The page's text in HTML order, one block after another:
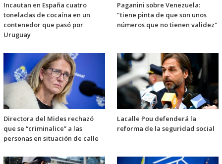
Incautan en España cuatro
toneladas de cocaína en un
contenedor que pasó por
Uruguay
Paganini sobre Venezuela:
"tiene pinta de que son unos
números que no tienen validez"
Directora del Mides rechazó
que se “criminalice” a las
personas en situación de calle
Lacalle Pou defenderá la
reforma de la seguridad social